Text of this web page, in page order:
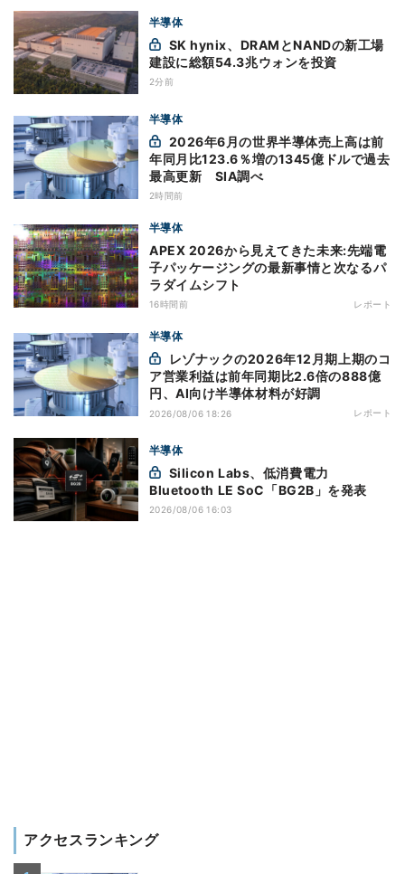
半導体
建設に総額54.3兆ウォンを投資
2分前
半導体
年同月比123.6％増の1345億ドルで過去
最高更新 SIA調べ
2時間前
半導体
APEX 2026から見えてきた未来:先端電
子パッケージングの最新事情と次なるパ
ラダイムシフト
16時間前 レポート
半導体
ア営業利益は前年同期比2.6倍の888億
円、AI向け半導体材料が好調
2026/08/06 18:26 レポート
半導体
Bluetooth LE SoC「BG2B」を発表
2026/08/06 16:03
アクセスランキング